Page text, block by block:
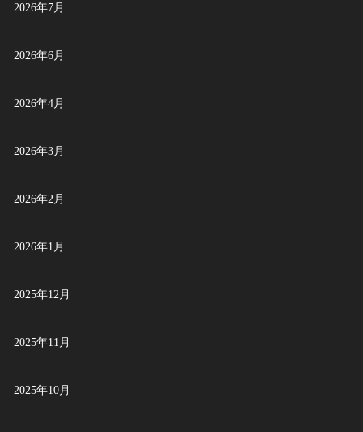
2026年7月
2026年6月
2026年4月
2026年3月
2026年2月
2026年1月
2025年12月
2025年11月
2025年10月